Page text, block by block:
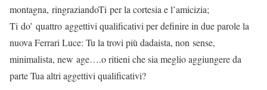
montagna, ringraziandoTi per la cortesia e l’amicizia;
Ti do’ quattro aggettivi qualificativi per definire in due parole la
nuova Ferrari Luce: Tu la trovi più dadaista, non sense,
minimalista, new age….o ritieni che sia meglio aggiungere da
parte Tua altri aggettivi qualificativi?